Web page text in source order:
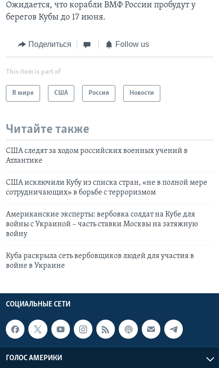
Ожидается, что корабли ВМФ России пробудут у
берегов Кубы до 17 июня.
Поделиться Follow us
This item is part of
В мире США Россия Новости
Читайте также
США следят за ходом российских военных учений в
Атлантике
США исключили Кубу из списка стран, «не в полной мере
сотрудничающих» в борьбе с терроризмом
Американские эксперты: вербовка солдат на Кубе для
войны с Украиной – часть ставки Москвы на затяжную
войну
Куба раскрыла сеть вербовщиков людей для участия в
войне в Украине
СОЦИАЛЬНЫЕ СЕТИ
ГОЛОС АМЕРИКИ